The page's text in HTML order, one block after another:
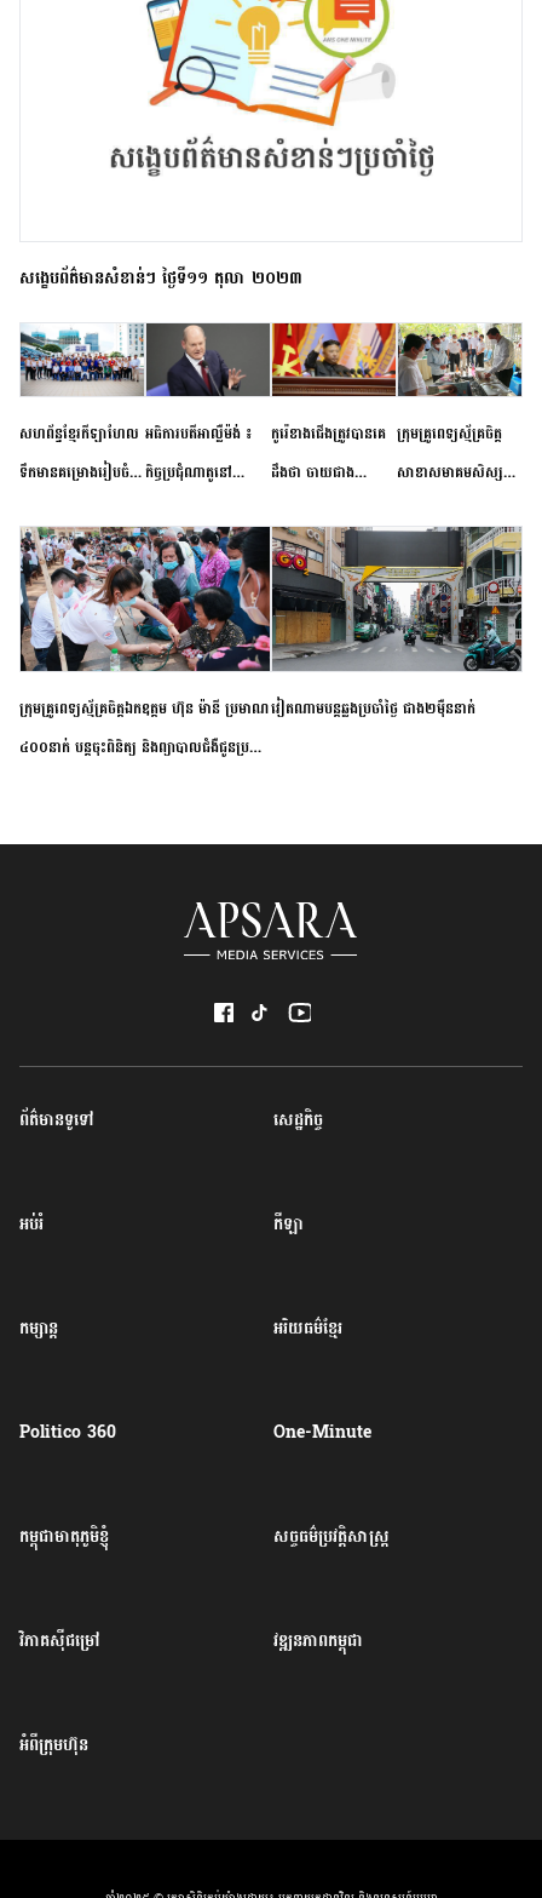
សង្ខេបព័ត៌មានសំខាន់ៗ ថ្ងៃទី១១ តុលា ២០២៣
សហព័ន្ធខ្មែរកីឡាហែល
ទឹកមានគម្រោងរៀបចំ
កម្រិតបឋម ដល់ឧត្តម
សិក្សានាពេលខាងមុខ
អធិការបតីអាល្លឺម៉ង់ ៖
កិច្ចប្រជុំណាតូនៅ
ខាងមុខនឹងបញ្ជូនសញ្ញា
នៃភាពស្អិតរមួត និង
ការប្តេជ្ញាចិត្ត
កូរ៉េខាងជើងត្រូវបានគេ
ដឹងថា ចាយជាង
អភិវឌ្ឍន៍នុយក្លេអ៊ែរ
ក្រុមគ្រូពេទ្យស្ម័គ្រចិត្ត
សាខាសមាគមសិស្ស
ខេត្តកំពង់ចាម ចុះពិនិត្យ
ពិគ្រោះជំងឺទូទៅ និងផ្តល់
ថ្នាំពេទ្យជូនប្រជាពលរដ្ឋ
រស់នៅសង្កាត់បឹងកុក
ក្រុមគ្រូពេទ្យស្ម័គ្រចិត្តឯកឧត្តម ហ៊ុន ម៉ានី ប្រមាណ
៤០០នាក់ បន្តចុះពិនិត្យ និងព្យាបាលជំងឺជូនប្រជា
វៀតណាម​បន្ត​ឆ្លង​ប្រចាំថ្ងៃ​ ​ជាង​២​ម៉ឺន​នាក់​
ព័ត៌មានទូទៅ សេដ្ឋកិច្ច
អប់រំ កីឡា
កម្សាន្ត អរិយធម៌ខ្មែរ
Politico 360 One-Minute
កម្ពុជាមាតុភូមិខ្ញុំ សច្ចធម៌ប្រវត្តិសាស្ត្រ
វិភាគសុីជម្រៅ វឌ្ឍនភាពកម្ពុជា
អំពីក្រុមហ៊ុន